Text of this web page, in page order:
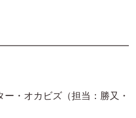
・オカビズ（担当：勝又・